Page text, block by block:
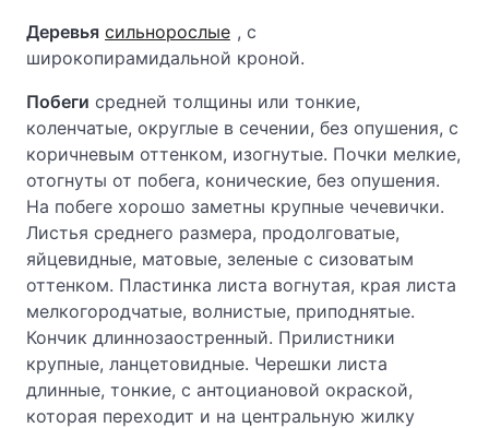
Деревья сильнорослые , с
широкопирамидальной кроной.
Побеги средней толщины или тонкие,
коленчатые, округлые в сечении, без опушения, с
коричневым оттенком, изогнутые. Почки мелкие,
отогнуты от побега, конические, без опушения.
На побеге хорошо заметны крупные чечевички.
Листья среднего размера, продолговатые,
яйцевидные, матовые, зеленые с сизоватым
оттенком. Пластинка листа вогнутая, края листа
мелкогородчатые, волнистые, приподнятые.
Кончик длиннозаостренный. Прилистники
крупные, ланцетовидные. Черешки листа
длинные, тонкие, с антоциановой окраской,
которая переходит и на центральную жилку